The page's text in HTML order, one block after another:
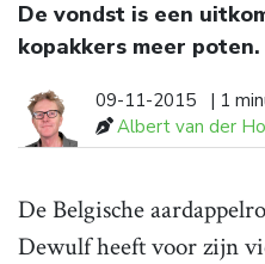
De vondst is een
kopakkers meer poten.
09-11-2015
| 1
Albert van der
De Belgische
Dewulf heeft voor zijn